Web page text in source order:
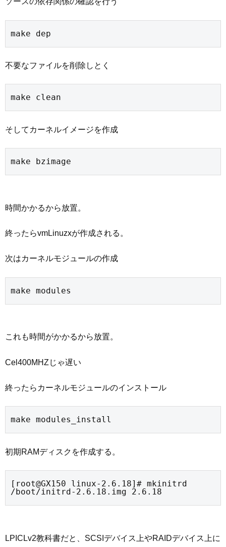
make dep
不要なファイルを削除しとく
make clean
そしてカーネルイメージを作成
make bzimage
時間かかるから放置。
終ったらvmLinuzxが作成される。
次はカーネルモジュールの作成
make modules
これも時間がかかるから放置。
Cel400MHZじゃ遅い
終ったらカーネルモジュールのインストール
make modules_install
初期RAMディスクを作成する。
[root@GX150 linux-2.6.18]# mkinitrd
/boot/initrd-2.6.18.img 2.6.18
LPICLv2教科書だと、SCSIデバイス上やRAIDデバイス上に